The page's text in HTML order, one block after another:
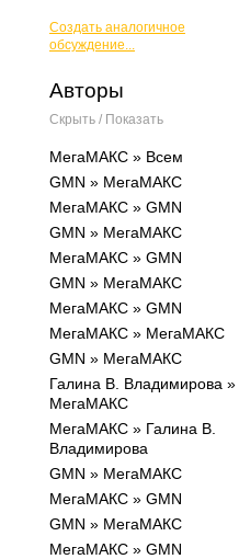
Создать аналогичное
обсуждение...
Авторы
Скрыть / Показать
МегаМАКС » Всем
GMN » МегаМАКС
МегаМАКС » GMN
GMN » МегаМАКС
МегаМАКС » GMN
GMN » МегаМАКС
МегаМАКС » GMN
МегаМАКС » МегаМАКС
GMN » МегаМАКС
Галина В. Владимирова »
МегаМАКС
МегаМАКС » Галина В.
Владимирова
GMN » МегаМАКС
МегаМАКС » GMN
GMN » МегаМАКС
МегаМАКС » GMN